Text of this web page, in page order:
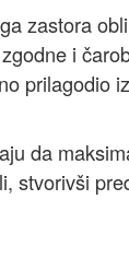
zastora
i
prilagodio
da
stvorivši